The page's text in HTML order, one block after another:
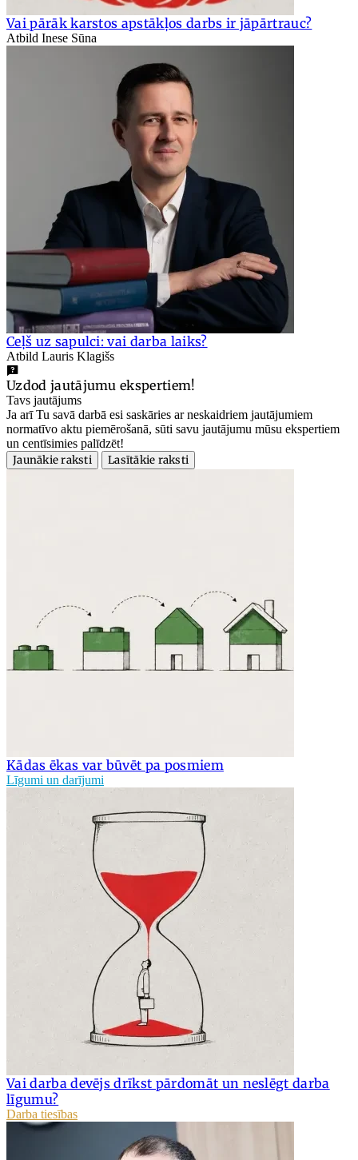
Vai pārāk karstos apstākļos darbs ir jāpārtrauc?
Atbild Inese Sūna
Ceļš uz sapulci: vai darba laiks?
Atbild Lauris Klagišs
Uzdod jautājumu ekspertiem!
Tavs jautājums
Ja arī Tu savā darbā esi saskāries ar neskaidriem jautājumiem
normatīvo aktu piemērošanā, sūti savu jautājumu mūsu ekspertiem
un centīsimies palīdzēt!
Jaunākie raksti
Lasītākie raksti
Kādas ēkas var būvēt pa posmiem
Līgumi un darījumi
Vai darba devējs drīkst pārdomāt un neslēgt darba
līgumu?
Darba tiesības